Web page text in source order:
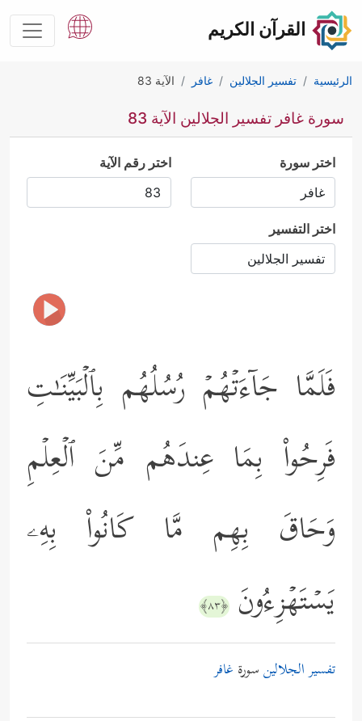
القرآن الكريم
الرئيسية تفسير الجلالين غافر الآية 83
سورة غافر تفسير الجلالين الآية 83
اختر سورة اختر رقم الآية
اختر التفسير
فَلَمَّا جَاۤءَتۡهُمۡ رُسُلُهُم بِٱلۡبَیِّنَـٰتِ
فَرِحُواْ بِمَا عِندَهُم مِّنَ ٱلۡعِلۡمِ
وَحَاقَ بِهِم مَّا كَانُواْ بِهِۦ
یَسۡتَهۡزِءُونَ ﴿٨٣﴾
تفسير الجلالينسورة غافر